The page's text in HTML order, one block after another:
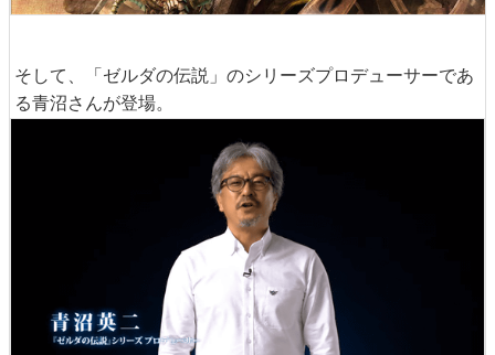
そして、「ゼルダの伝説」のシリーズプロデューサーであ
る青沼さんが登場。